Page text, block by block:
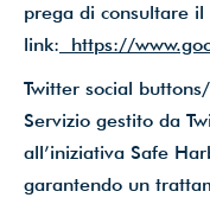
prega di consultare il
link: https://
Twitter social
Servizio gestito da
all’iniziativa Safe
garantendo un